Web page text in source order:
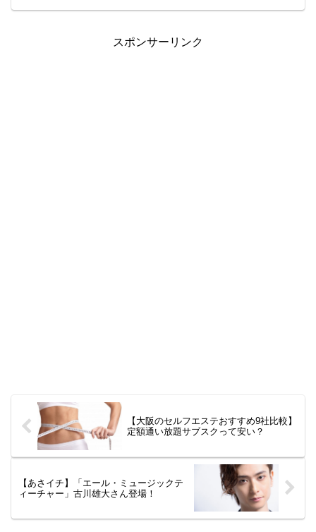
スポンサーリンク
【大阪のセルフエステおすすめ9社比較】
定額通い放題サブスクって安い？
【あさイチ】「エール・ミュージックテ
ィーチャー」古川雄大さん登場！